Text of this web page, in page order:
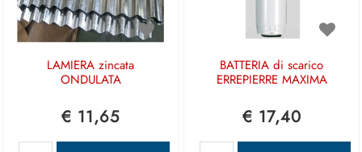
LAMIERA zincata
ONDULATA
€ 11,65
BATTERIA di scarico
ERREPIERRE MAXIMA
€ 17,40